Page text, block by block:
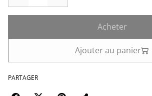
Acheter
Ajouter au panier
PARTAGER